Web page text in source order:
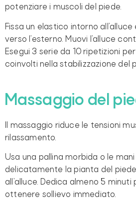
potenziare i muscoli del piede.
Fissa un elastico intorno
verso l’esterno. Muovi l’alluce
Esegui 3 serie da 10 ripetizioni
coinvolti nella stabilizzazione del
Massaggio del
Il massaggio riduce le tensioni
rilassamento.
Usa una pallina morbida o le
delicatamente la pianta del piede
all’alluce. Dedica almeno 5
ottenere sollievo immediato.